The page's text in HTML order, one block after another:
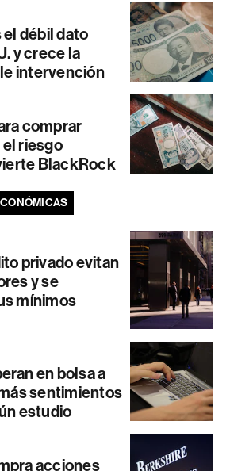
el débil dato
y crece la
intervención
comprar
riesgo
BlackRock
privado evitan
y se
mínimos
en bolsa a
sentimientos
estudio
acciones